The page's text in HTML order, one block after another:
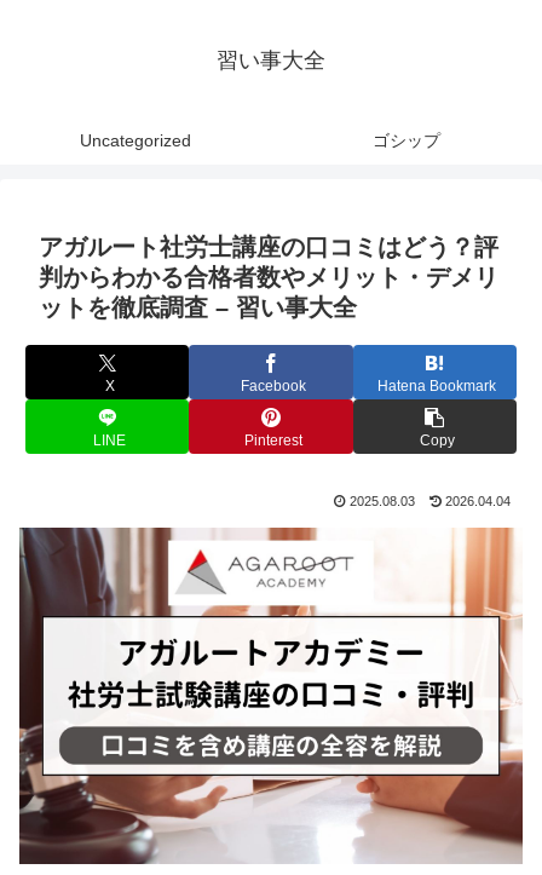
習い事大全
Uncategorized ゴシップ
アガルート社労士講座の口コミはどう？評
判からわかる合格者数やメリット・デメリ
ットを徹底調査 – 習い事大全
X Facebook Hatena Bookmark
LINE Pinterest Copy
2025.08.03 2026.04.04